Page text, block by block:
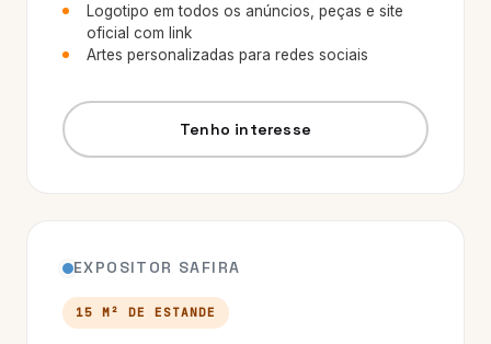
Logotipo em todos os anúncios, peças e site
oficial com link
Artes personalizadas para redes sociais
Tenho interesse
EXPOSITOR SAFIRA
15 M² DE ESTANDE